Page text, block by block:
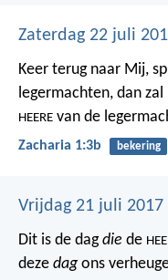
Zaterdag 22 juli
Keer terug naar Mij,
legermachten, dan zal
HEERE van de
Zacharia 1:3b bekering
Vrijdag 21 juli 2017
Dit is de dagdie de
deze dag ons